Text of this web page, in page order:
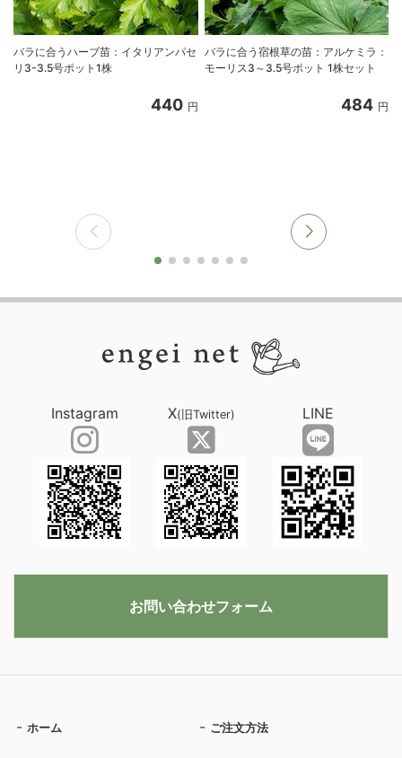
バラに合うハーブ苗：イタリアンパセ
リ3-3.5号ポット1株
440 円
バラに合う宿根草の苗：アルケミラ：
モーリス3～3.5号ポット 1株セット
484 円
ホーム ご注文方法
Instagram X(旧Twitter) LINE
お問い合わせフォーム